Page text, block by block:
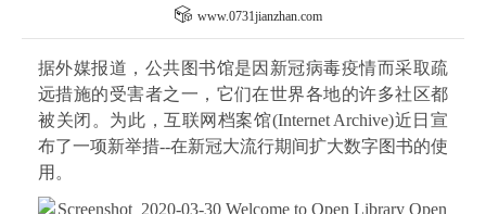
www.0731jianzhan.com
据外媒报道，公共图书馆是因新冠病毒疫情而采取疏
远措施的受害者之一，它们在世界各地的许多社区都
被关闭。为此，互联网档案馆(Internet Archive)近日宣
布了一项新举措--在新冠大流行期间扩大数字图书的使
用。